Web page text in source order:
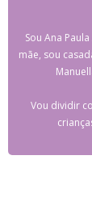
Sou Ana
mãe, sou
Vou dividir